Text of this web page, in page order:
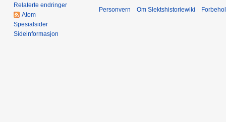
Relaterte endringer
Atom
Spesialsider
Sideinformasjon
Personvern Om Slektshistoriewiki